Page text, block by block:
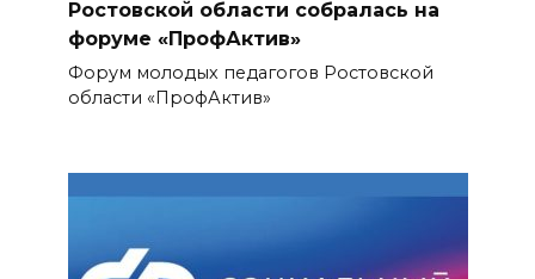
Ростовской области собралась на
форуме «ПрофАктив»
Форум молодых педагогов Ростовской
области «ПрофАктив»